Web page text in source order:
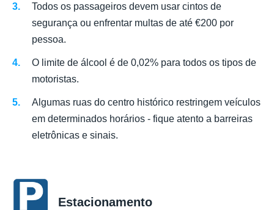
Todos os passageiros devem usar cintos de
segurança ou enfrentar multas de até €200 por
pessoa.
O limite de álcool é de 0,02% para todos os tipos de
motoristas.
Algumas ruas do centro histórico restringem veículos
em determinados horários - fique atento a barreiras
eletrônicas e sinais.
Estacionamento